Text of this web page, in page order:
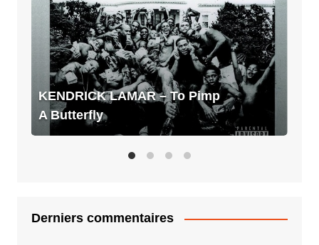
To
Pimp
Butterfly
KENDRICK LAMAR – To Pimp
A Butterfly
Derniers commentaires